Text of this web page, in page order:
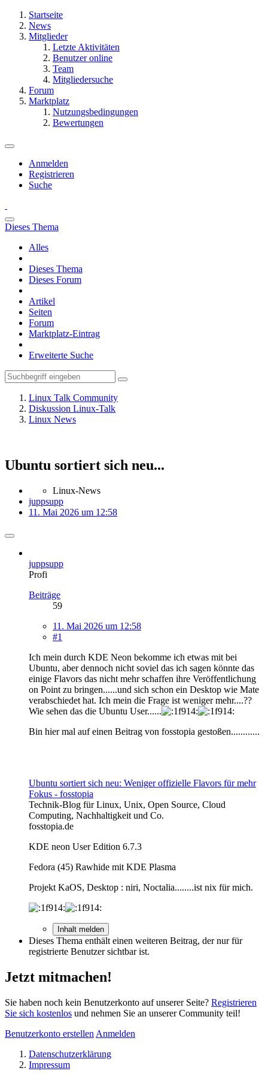
Startseite
News
Mitglieder
Letzte Aktivitäten
Benutzer online
Team
Mitgliedersuche
Forum
Marktplatz
Nutzungsbedingungen
Bewertungen
Anmelden
Registrieren
Suche
Dieses Thema
Alles
Dieses Thema
Dieses Forum
Artikel
Seiten
Forum
Marktplatz-Eintrag
Erweiterte Suche
Linux Talk Community
Diskussion Linux-Talk
Linux News
Ubuntu sortiert sich neu...
Linux-News
juppsupp
11. Mai 2026 um 12:58
juppsupp
Profi
Beiträge
59
11. Mai 2026 um 12:58
#1
Ich mein durch KDE Neon bekomme ich etwas mit bei
Ubuntu, aber dennoch nicht soviel das ich sagen könnte das
einige Flavors das nicht mehr schaffen ihre Veröffentlichung
on Point zu bringen......und sich schon ein Desktop wie Mate
verabschiedet hat. Ich mein die Frage ist weniger mehr....??
Wie sehen das die Ubuntu User......
Bin hier mal auf einen Beitrag von fosstopia gestoßen............
Ubuntu sortiert sich neu: Weniger offizielle Flavors für mehr
Fokus - fosstopia
Technik-Blog für Linux, Unix, Open Source, Cloud
Computing, Nachhaltigkeit und Co.
fosstopia.de
KDE neon User Edition 6.7.3
Fedora (45) Rawhide mit KDE Plasma
Projekt KaOS, Desktop : niri, Noctalia........ist nix für mich.
Inhalt melden
Dieses Thema enthält einen weiteren Beitrag, der nur für
registrierte Benutzer sichtbar ist.
Jetzt mitmachen!
Sie haben noch kein Benutzerkonto auf unserer Seite? Registrieren
Sie sich kostenlos und nehmen Sie an unserer Community teil!
Benutzerkonto erstellen Anmelden
Datenschutzerklärung
Impressum